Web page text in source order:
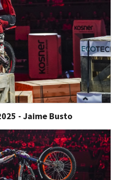
- Jaime Busto